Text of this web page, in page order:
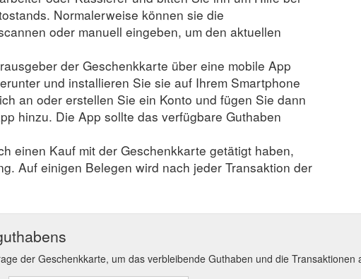
Normalerweise können sie die
oder manuell eingeben, um den aktuellen
der Geschenkkarte über eine mobile App
und installieren Sie sie auf Ihrem Smartphone
an oder erstellen Sie ein Konto und fügen Sie dann
hinzu. Die App sollte das verfügbare Guthaben
einen Kauf mit der Geschenkkarte getätigt haben,
Auf einigen Belegen wird nach jeder Transaktion der
der Geschenkkarte, um das verbleibende Guthaben und die Transaktionen